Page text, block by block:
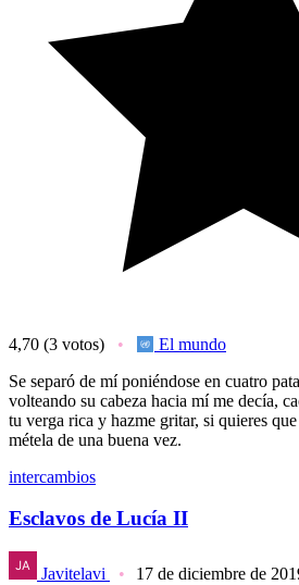
4,70 (3 votos)
El mundo
Se separó de mí poniéndose en cuatro
volteando su cabeza hacia mí me decía,
tu verga rica y hazme gritar, si quieres
métela de una buena vez.
intercambios
Esclavos de Lucía II
Javitelavi 17 de diciembre de